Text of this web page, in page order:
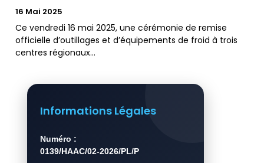
16 Mai 2025
Ce vendredi 16 mai 2025, une cérémonie de remise
officielle d’outillages et d’équipements de froid à trois
centres régionaux…
Informations Légales
Numéro :
0139/HAAC/02-2026/PL/P